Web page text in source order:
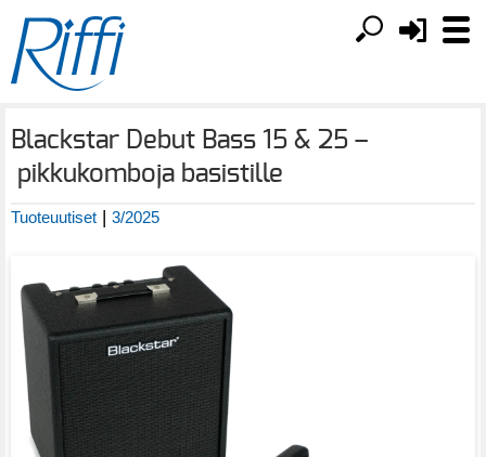
Blackstar Debut Bass 15 & 25 –
pikkukomboja basistille
Tuoteuutiset | 3/2025